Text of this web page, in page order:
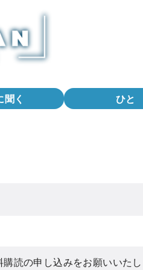
聞く ひと
読の申し込みをお願いいたし